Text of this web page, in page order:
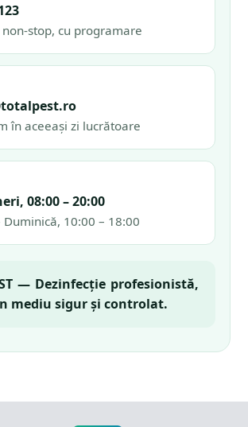
stop, cu programare
în aceeași zi lucrătoare
08:00 – 20:00
Duminică, 10:00 – 18:00
— Dezinfecție profesionistă,
mediu sigur și controlat.